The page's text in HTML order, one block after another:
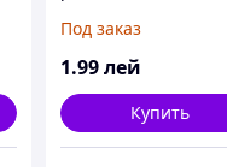
компонентов BAKU
мм./ 100 м.
Под заказ
1.99 лей
Купить